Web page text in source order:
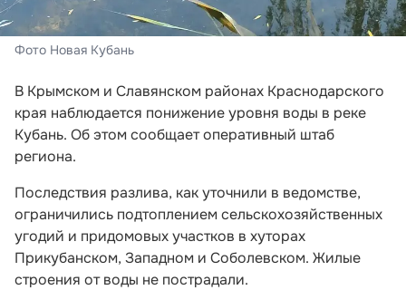
Фото Новая Кубань
В Крымском и Славянском районах Краснодарского
края наблюдается понижение уровня воды в реке
Кубань. Об этом сообщает оперативный штаб
региона.
Последствия разлива, как уточнили в ведомстве,
ограничились подтоплением сельскохозяйственных
угодий и придомовых участков в хуторах
Прикубанском, Западном и Соболевском. Жилые
строения от воды не пострадали.